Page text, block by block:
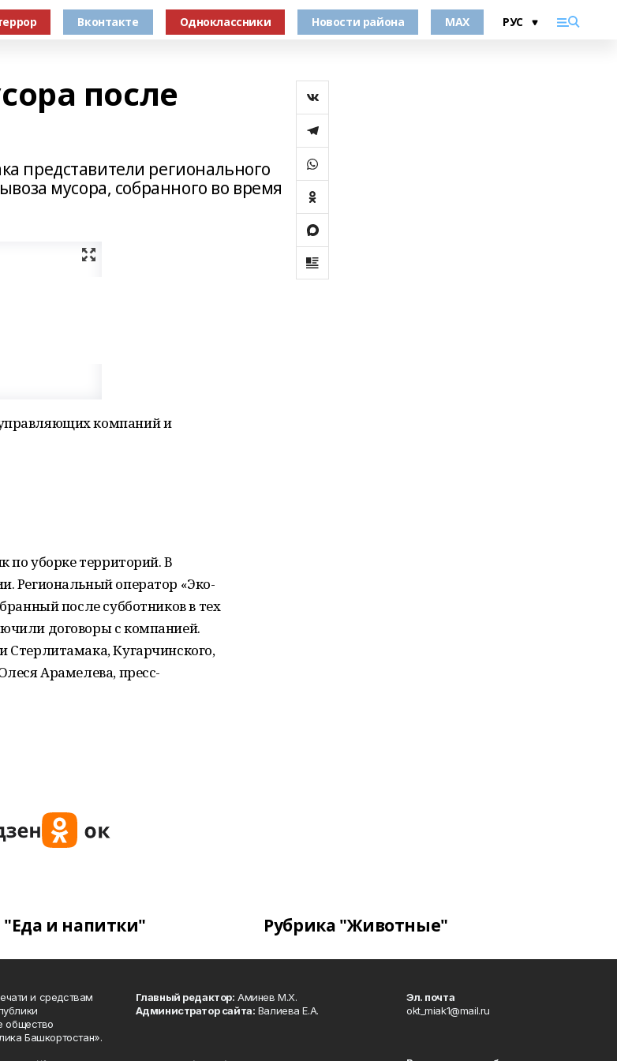
Вконтакте Одноклассники Новости района MAX
после
представители регионального
мусора, собранного во время
компаний и
по уборке территорий. В
Региональный оператор «Эко-
после субботников в тех
договоры с компанией.
Стерлитамака, Кугарчинского,
Арамелева, пресс-
"Еда и напитки" Рубрика "Животные"
и средствам
общество
Башкортостан».
Главный редактор: Аминев М.Х.
Администратор сайта: Валиева Е.А.
Эл. почта
okt_miak1@mail.ru